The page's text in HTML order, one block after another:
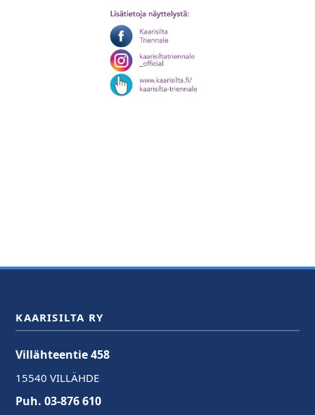
KAARISILTA RY
Villähteentie 458
15540 VILLÄHDE
Puh. 03-876 610